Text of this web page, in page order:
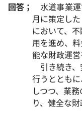
回答；
水道事業運
月に策定し
において、
用を進め、
能な財政運
引き続き、
行うととも
しつつ、業
り、健全な